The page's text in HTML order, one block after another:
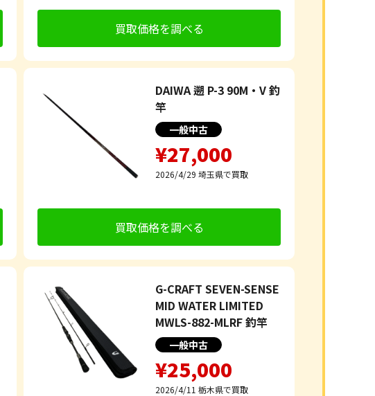
買取価格を調べる
DAIWA 遡 P-3 90M・V 釣
竿
一般中古
¥27,000
2026/4/29 埼玉県で買取
買取価格を調べる
G-CRAFT SEVEN-SENSE
MID WATER LIMITED
MWLS-882-MLRF 釣竿
一般中古
¥25,000
2026/4/11 栃木県で買取